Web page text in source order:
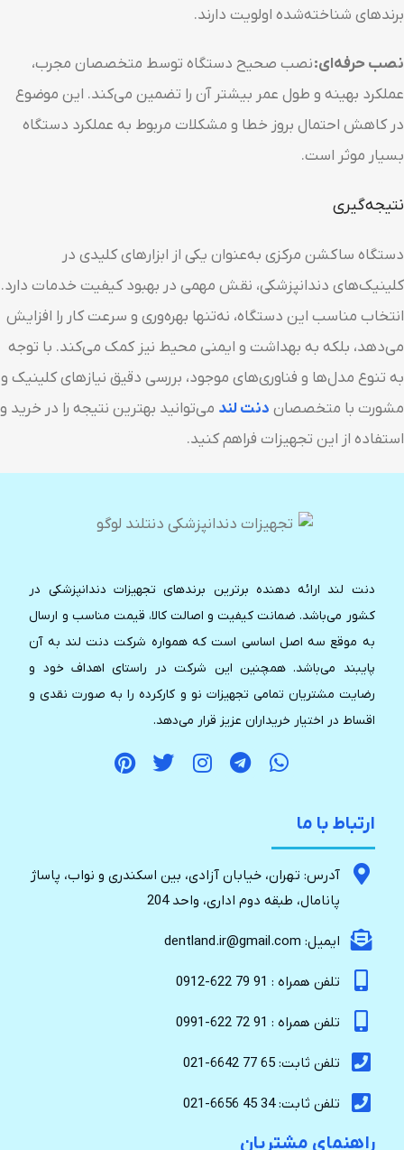
برندهای شناخته‌شده اولویت دارند.
نصب حرفه‌ای:نصب صحیح دستگاه توسط متخصصان مجرب،
عملکرد بهینه و طول عمر بیشتر آن را تضمین می‌کند. این موضوع
در کاهش احتمال بروز خطا و مشکلات مربوط به عملکرد دستگاه
بسیار موثر است.
نتیجه‌گیری
دستگاه ساکشن مرکزی به‌عنوان یکی از ابزارهای کلیدی در
کلینیک‌های دندانپزشکی، نقش مهمی در بهبود کیفیت خدمات دارد.
انتخاب مناسب این دستگاه، نه‌تنها بهره‌وری و سرعت کار را افزایش
می‌دهد، بلکه به بهداشت و ایمنی محیط نیز کمک می‌کند. با توجه
به تنوع مدل‌ها و فناوری‌های موجود، بررسی دقیق نیازهای کلینیک و
مشورت با متخصصان دنت لند می‌توانید بهترین نتیجه را در خرید و
استفاده از این تجهیزات فراهم کنید.
دنت لند ارائه دهنده برترین برندهای تجهیزات دندانپزشکی در
کشور می‌باشد. ضمانت کیفیت و اصالت کالا، قیمت مناسب و ارسال
به موقع سه اصل اساسی است که همواره شرکت دنت لند به آن
پایبند می‌باشد. همچنین این شرکت در راستای اهداف خود و
رضایت مشتریان تمامی تجهیزات نو و کارکرده را به صورت نقدی و
اقساط در اختیار خریداران عزیز قرار می‌دهد.
ارتباط با ما
آدرس: تهران، خیابان آزادی، بین اسکندری و نواب، پاساژ
پانامال، طبقه دوم اداری، واحد 204
ایمیل: dentland.ir@gmail.com
تلفن همراه : 91 79 622-0912
تلفن همراه : 91 72 622-0991
تلفن ثابت: 65 77 6642-021
تلفن ثابت: 34 45 6656-021
راهنمای مشتریان